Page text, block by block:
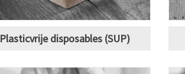
Plasticvrije disposables (SUP)